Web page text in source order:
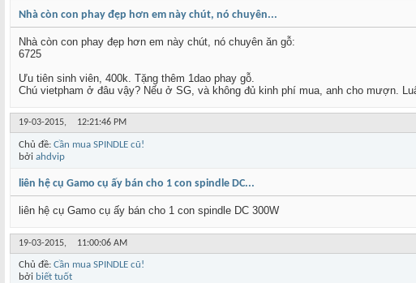
Nhà còn con phay đẹp hơn em này chút, nó chuyên...
Nhà còn con phay đẹp hơn em này chút, nó chuyên ăn gỗ:
6725
Ưu tiên sinh viên, 400k. Tặng thêm 1dao phay gỗ.
Chú vietpham ở đâu vậy? Nếu ở SG, và không đủ kinh phí mua, anh cho mượn.
19-03-2015, 12:21:46 PM
Chủ đề: Cần mua SPINDLE cũ!
bởi ahdvip
liên hệ cụ Gamo cụ ấy bán cho 1 con spindle DC...
liên hệ cụ Gamo cụ ấy bán cho 1 con spindle DC 300W
19-03-2015, 11:00:06 AM
Chủ đề: Cần mua SPINDLE cũ!
bởi biết tuốt